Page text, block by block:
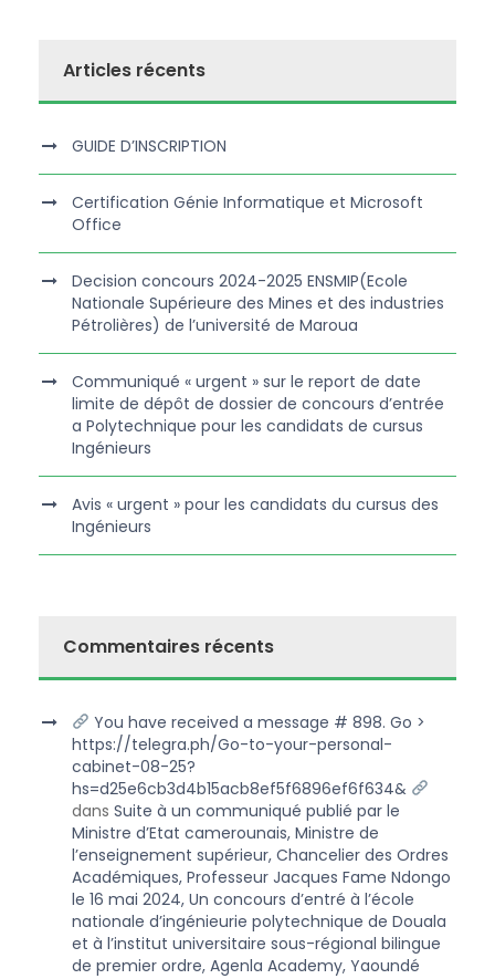
Articles récents
GUIDE D’INSCRIPTION
Certification Génie Informatique et Microsoft
Office
Decision concours 2024-2025 ENSMIP(Ecole
Nationale Supérieure des Mines et des industries
Pétrolières) de l’université de Maroua
Communiqué « urgent » sur le report de date
limite de dépôt de dossier de concours d’entrée
a Polytechnique pour les candidats de cursus
Ingénieurs
Avis « urgent » pour les candidats du cursus des
Ingénieurs
Commentaires récents
You have received a message # 898. Go >
https://telegra.ph/Go-to-your-personal-
cabinet-08-25?
hs=d25e6cb3d4b15acb8ef5f6896ef6f634&
dans Suite à un communiqué publié par le
Ministre d’Etat camerounais, Ministre de
l’enseignement supérieur, Chancelier des Ordres
Académiques, Professeur Jacques Fame Ndongo
le 16 mai 2024, Un concours d’entré à l’école
nationale d’ingénieurie polytechnique de Douala
et à l’institut universitaire sous-régional bilingue
de premier ordre, Agenla Academy, Yaoundé